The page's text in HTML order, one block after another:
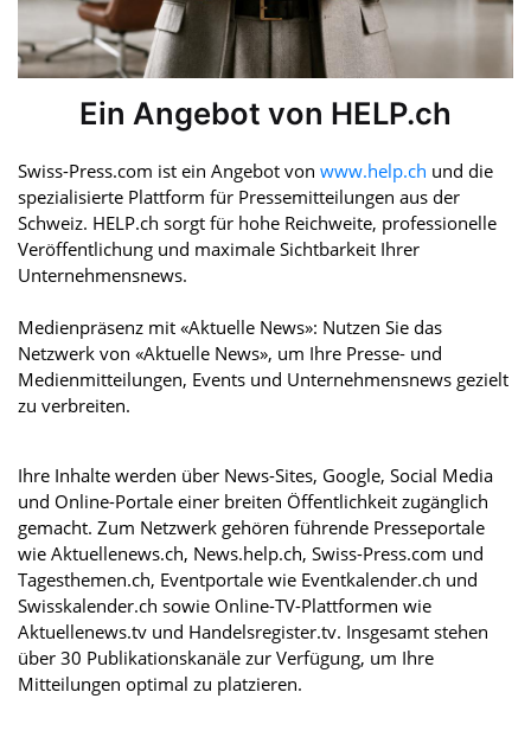
Ein Angebot von HELP.ch
Swiss-Press.com ist ein Angebot von www.help.ch und die
spezialisierte Plattform für Pressemitteilungen aus der
Schweiz. HELP.ch sorgt für hohe Reichweite, professionelle
Veröffentlichung und maximale Sichtbarkeit Ihrer
Unternehmensnews.
Medienpräsenz mit «Aktuelle News»: Nutzen Sie das
Netzwerk von «Aktuelle News», um Ihre Presse- und
Medienmitteilungen, Events und Unternehmensnews gezielt
zu verbreiten.
Ihre Inhalte werden über News-Sites, Google, Social Media
und Online-Portale einer breiten Öffentlichkeit zugänglich
gemacht. Zum Netzwerk gehören führende Presseportale
wie Aktuellenews.ch, News.help.ch, Swiss-Press.com und
Tagesthemen.ch, Eventportale wie Eventkalender.ch und
Swisskalender.ch sowie Online-TV-Plattformen wie
Aktuellenews.tv und Handelsregister.tv. Insgesamt stehen
über 30 Publikationskanäle zur Verfügung, um Ihre
Mitteilungen optimal zu platzieren.